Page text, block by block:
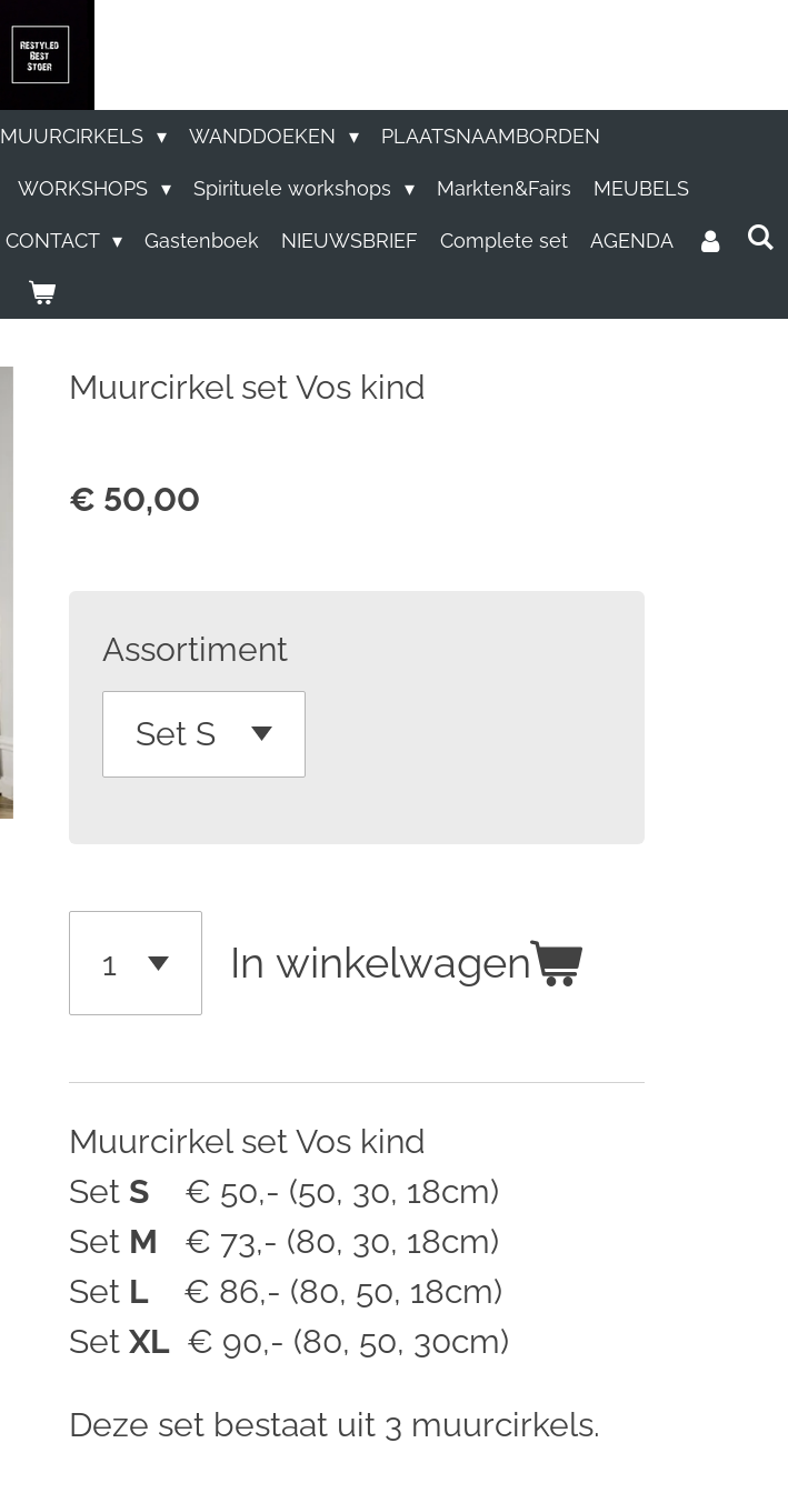
MUURCIRKELS WANDDOEKEN PLAATSNAAMBORDEN
WORKSHOPS Spirituele workshops Markten&Fairs MEUBELS
CONTACT Gastenboek NIEUWSBRIEF Complete set AGENDA
Muurcirkel set Vos kind
€ 50,00
Assortiment
In winkelwagen
Muurcirkel set Vos kind
Set S € 50,- (50, 30, 18cm)
Set M € 73,- (80, 30, 18cm)
Set L
€ 86,- (80, 50, 18cm)
Set XL € 90,- (80, 50, 30cm)
Deze set bestaat uit 3 muurcirkels.